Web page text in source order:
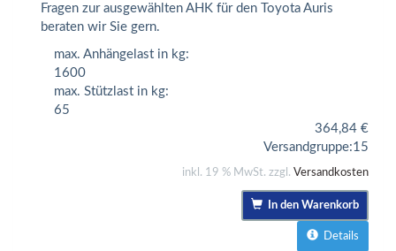
Fragen zur ausgewählten AHK für den Toyota Auris
beraten wir Sie gern.
max. Anhängelast in kg:
1600
max. Stützlast in kg:
65
364,84 €
Versandgruppe:15
inkl. 19 % MwSt. zzgl. Versandkosten
In den Warenkorb
Details